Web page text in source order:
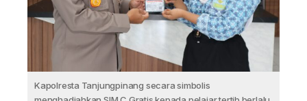
Kapolresta Tanjungpinang secara simbolis